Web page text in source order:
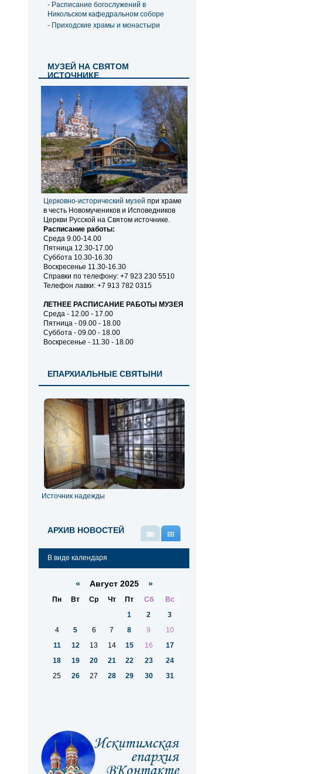
- Расписание богослужений в
Никольском кафедральном соборе
- Приходские храмы и монастыри
МУЗЕЙ НА СВЯТОМ
ИСТОЧНИКЕ
Церковно-исторический музей при храме
в честь Новомучеников и Исповедников
Церкви Русской на Святом источнике.
Расписание работы:
Среда 9.00-14.00
Пятница 12.30-17.00
Суббота 10.30-16.30
Воскресенье 11.30-16.30
Справки по телефону: +7 923 230 5510
Телефон лавки: +7 913 782 0315
ЛЕТНЕЕ РАСПИСАНИЕ РАБОТЫ МУЗЕЯ
Среда - 12.00 - 17.00
Пятница - 09.00 - 18.00
Суббота - 09.00 - 18.00
Воскресенье - 11.30 - 18.00
ЕПАРХИАЛЬНЫЕ СВЯТЫНИ
Источник надежды
АРХИВ НОВОСТЕЙ
В виде календаря
« Август 2025 »
Пн Вт Ср Чт Пт Сб
Вс
1
2
3
4
5 6 7 8 9
10
11
12 13 14 15 16
17
18
19 20 21 22 23
24
25
26 27 28 29 30 31